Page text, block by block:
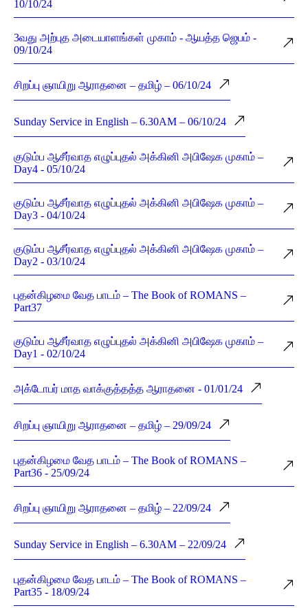
10/10/24
3வது அற்புத அடையாளங்கள் முகாம் - ஆயத்த ஜெபம் -
09/10/24
சிறப்பு ஞாயிறு ஆராதனை – தமிழ் – 06/10/24
Sunday Service in English – 6.30AM – 06/10/24
குடும்ப ஆசீர்வாத எழுப்புதல் அக்கினி அபிஷேக முகாம் –
Day4 - 05/10/24
குடும்ப ஆசீர்வாத எழுப்புதல் அக்கினி அபிஷேக முகாம் –
Day3 - 04/10/24
குடும்ப ஆசீர்வாத எழுப்புதல் அக்கினி அபிஷேக முகாம் –
Day2 - 03/10/24
புதன்கிழமை வேத பாடம் – The Book of ROMANS –
Part37
குடும்ப ஆசீர்வாத எழுப்புதல் அக்கினி அபிஷேக முகாம் –
Day1 - 02/10/24
அக்டோபர் மாத வாக்குத்தத்த ஆராதனை - 01/01/24
சிறப்பு ஞாயிறு ஆராதனை – தமிழ் – 29/09/24
புதன்கிழமை வேத பாடம் – The Book of ROMANS –
Part36 - 25/09/24
சிறப்பு ஞாயிறு ஆராதனை – தமிழ் – 22/09/24
Sunday Service in English – 6.30AM – 22/09/24
புதன்கிழமை வேத பாடம் – The Book of ROMANS –
Part35 - 18/09/24